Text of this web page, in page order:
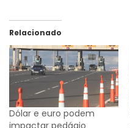
Relacionado
Dólar e euro podem
impactar pedágio